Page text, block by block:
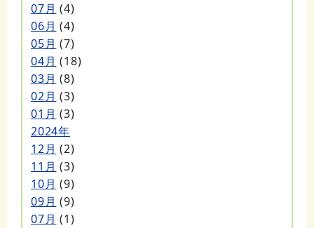
07月 (4)
06月 (4)
05月 (7)
04月 (18)
03月 (8)
02月 (3)
01月 (3)
2024年
12月 (2)
11月 (3)
10月 (9)
09月 (9)
07月 (1)